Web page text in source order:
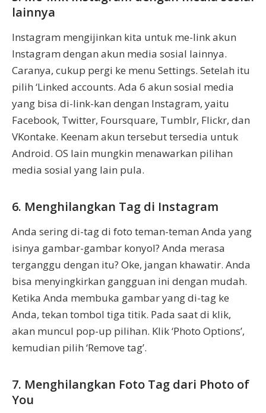
lainnya
Instagram mengijinkan kita untuk me-link akun
Instagram dengan akun media sosial lainnya.
Caranya, cukup pergi ke menu Settings. Setelah itu
pilih ‘Linked accounts. Ada 6 akun sosial media
yang bisa di-link-kan dengan Instagram, yaitu
Facebook, Twitter, Foursquare, Tumblr, Flickr, dan
VKontake. Keenam akun tersebut tersedia untuk
Android. OS lain mungkin menawarkan pilihan
media sosial yang lain pula.
6. Menghilangkan Tag di Instagram
Anda sering di-tag di foto teman-teman Anda yang
isinya gambar-gambar konyol? Anda merasa
terganggu dengan itu? Oke, jangan khawatir. Anda
bisa menyingkirkan gangguan ini dengan mudah.
Ketika Anda membuka gambar yang di-tag ke
Anda, tekan tombol tiga titik. Pada saat di klik,
akan muncul pop-up pilihan. Klik ‘Photo Options’,
kemudian pilih ‘Remove tag’.
7. Menghilangkan Foto Tag dari Photo of
You